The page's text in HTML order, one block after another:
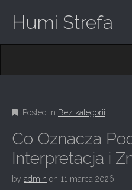
Humi Strefa
M
E
N
U
C
N
T
E
N
T
Posted in Bez kategorii
Co Oznacza
Interpretacja i
by admin on 11 marca 2026